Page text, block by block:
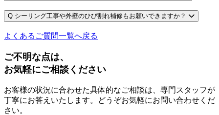
Q シーリング工事や外壁のひび割れ補修もお願いできますか？
よくあるご質問一覧へ戻る
ご不明な点は、
お気軽にご相談ください
お客様の状況に合わせた具体的なご相談は、専門スタッフが
丁寧にお答えいたします。どうぞお気軽にお問い合わせくだ
さい。